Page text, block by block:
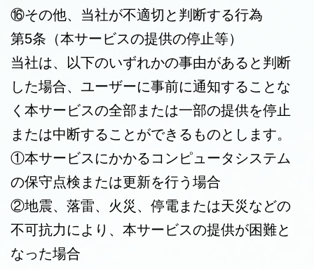
⑯その他、当社が不適切と判断する行為
第5条（本サービスの提供の停止等）
当社は、以下のいずれかの事由があると判断
した場合、ユーザーに事前に通知することな
く本サービスの全部または一部の提供を停止
または中断することができるものとします。
①本サービスにかかるコンピュータシステム
の保守点検または更新を行う場合
②地震、落雷、火災、停電または天災などの
不可抗力により、本サービスの提供が困難と
なった場合